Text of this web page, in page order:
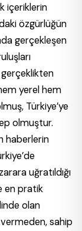
içeriklerin
özgürlüğün
gerçekleşen
yerel hem
Türkiye’ye
olmuştur.
haberlerin
uğratıldığı
en pratik
olan
sahip